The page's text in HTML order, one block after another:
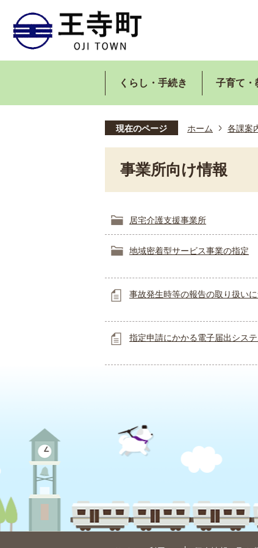
くらし・手続き 子育て・
現在のページ ホーム 各課案
事業所向け情報
居宅介護支援事業所
地域密着型サービス事業の指定
事故発生時等の報告の取り扱い
指定申請にかかる電子届出シス